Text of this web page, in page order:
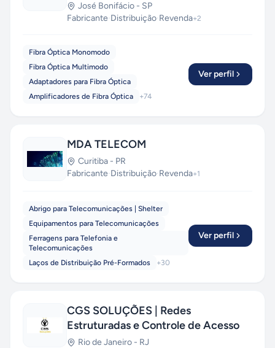
José Bonifácio - SP
Fabricante·Distribuição·Revenda+2
Fibra Óptica Monomodo
Fibra Óptica Multimodo
Adaptadores para Fibra Óptica
Amplificadores de Fibra Óptica
+74
Ver perfil
MDA TELECOM
Curitiba - PR
Fabricante·Distribuição·Revenda+1
Abrigo para Telecomunicações | Shelter
Equipamentos para Telecomunicações
Ferragens para Telefonia e
Telecomunicações
Laços de Distribuição Pré-Formados
+30
Ver perfil
CGS SOLUÇÕES | Redes
Estruturadas e Controle de Acesso
Rio de Janeiro - RJ